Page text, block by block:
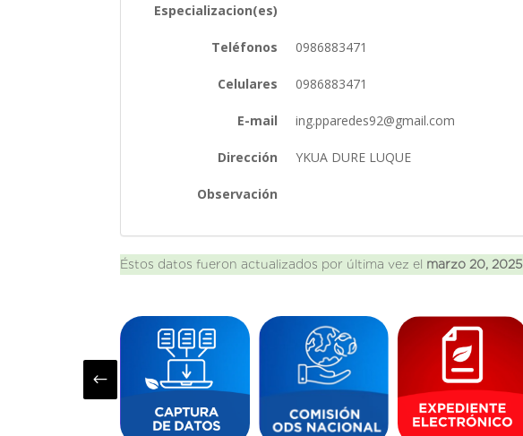
Especializacion(es)
Teléfonos 0986883471
Celulares 0986883471
E-mail ing.pparedes92@gmail.com
Dirección YKUA DURE LUQUE
Observación
Éstos datos fueron actualizados por última vez el marzo 20, 2025
#